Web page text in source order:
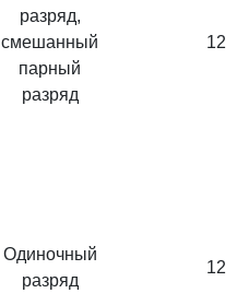
разряд,
смешанный
парный
разряд
12
Одиночный
разряд
12